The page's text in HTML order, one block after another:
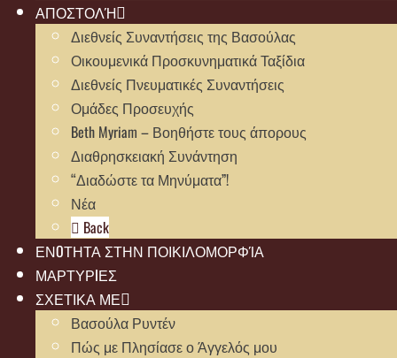
ΑΠΟΣΤΟΛΉ
Διεθνείς Συναντήσεις της Βασούλας
Οικουμενικά Προσκυνηματικά Ταξίδια
Διεθνείς Πνευματικές Συναντήσεις
Ομάδες Προσευχής
Beth Myriam – Βοηθήστε τους άπορους
Διαθρησκειακή Συνάντηση
“Διαδώστε τα Μηνύματα”!
Νέα
Back
ΕΝOΤΗΤΑ ΣΤΗΝ ΠΟΙΚΙΛΟΜΟΡΦΊΑ
ΜΑΡΤΥΡIΕΣ
ΣΧΕΤΙΚΑ ΜΕ
Βασούλα Ρυντέν
Πώς με Πλησίασε ο Άγγελός μου